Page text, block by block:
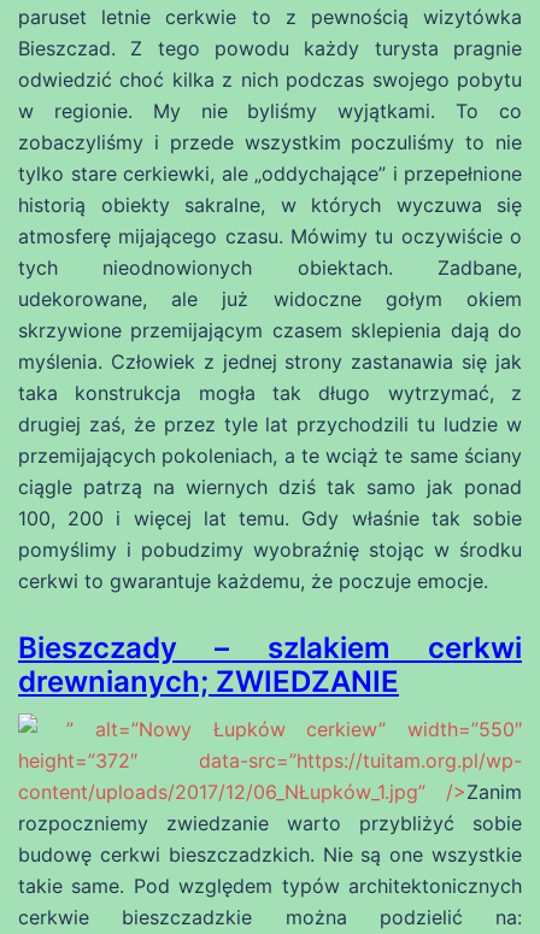
paruset letnie cerkwie to z pewnością wizytówka
Bieszczad. Z tego powodu każdy turysta pragnie
odwiedzić choć kilka z nich podczas swojego pobytu
w regionie. My nie byliśmy wyjątkami. To co
zobaczyliśmy i przede wszystkim poczuliśmy to nie
tylko stare cerkiewki, ale „oddychające” i przepełnione
historią obiekty sakralne, w których wyczuwa się
atmosferę mijającego czasu. Mówimy tu oczywiście o
tych nieodnowionych obiektach. Zadbane,
udekorowane, ale już widoczne gołym okiem
skrzywione przemijającym czasem sklepienia dają do
myślenia. Człowiek z jednej strony zastanawia się jak
taka konstrukcja mogła tak długo wytrzymać, z
drugiej zaś, że przez tyle lat przychodzili tu ludzie w
przemijających pokoleniach, a te wciąż te same ściany
ciągle patrzą na wiernych dziś tak samo jak ponad
100, 200 i więcej lat temu. Gdy właśnie tak sobie
pomyślimy i pobudzimy wyobraźnię stojąc w środku
cerkwi to gwarantuje każdemu, że poczuje emocje.
Bieszczady – szlakiem cerkwi
drewnianych; ZWIEDZANIE
” alt=”Nowy Łupków cerkiew” width=”550″
height=”372″ data-src=”https://tuitam.org.pl/wp-
content/uploads/2017/12/06_NŁupków_1.jpg” />Zanim
rozpoczniemy zwiedzanie warto przybliżyć sobie
budowę cerkwi bieszczadzkich. Nie są one wszystkie
takie same. Pod względem typów architektonicznych
cerkwie bieszczadzkie można podzielić na: